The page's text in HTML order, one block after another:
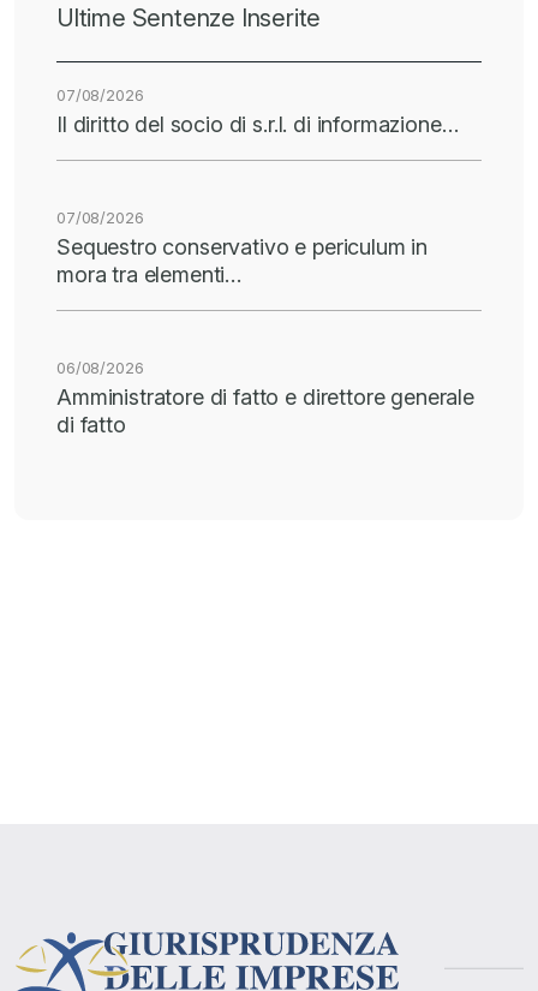
Ultime Sentenze Inserite
07/08/2026
Il diritto del socio di s.r.l. di informazione…
07/08/2026
Sequestro conservativo e periculum in
mora tra elementi…
06/08/2026
Amministratore di fatto e direttore generale
di fatto